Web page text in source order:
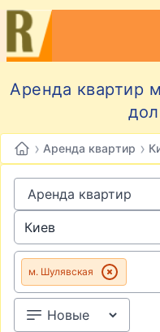
Аренда квартир
› Аренда квартир ›
м. Шулявская